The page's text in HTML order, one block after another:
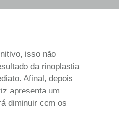
isso não
da rinoplastia
Afinal, depois
apresenta um
diminuir com os